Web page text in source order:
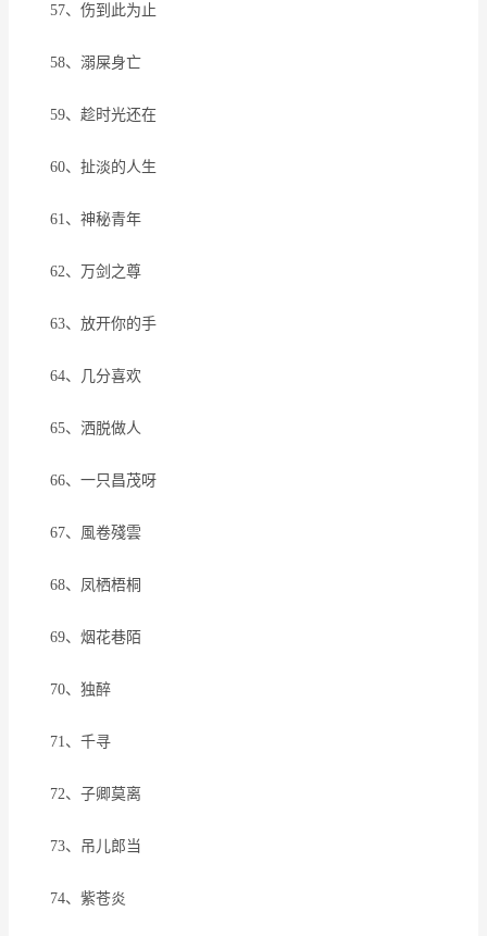
57、伤到此为止
58、溺屎身亡
59、趁时光还在
60、扯淡的人生
61、神秘青年
62、万剑之尊
63、放开你的手
64、几分喜欢
65、洒脱做人
66、一只昌茂呀
67、風卷殘雲
68、凤栖梧桐
69、烟花巷陌
70、独醉
71、千寻
72、子卿莫离
73、吊儿郎当
74、紫苍炎